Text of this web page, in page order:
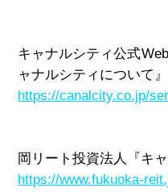
キャナルシティ公式Web
ャナルシティについて』
https://canalcity.co.jp/
岡リート投資法人『キ
https://www.fukuoka-